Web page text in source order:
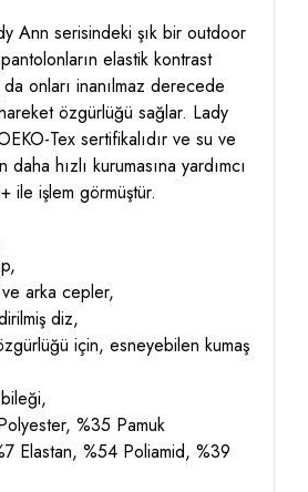
Ann serisindeki şık bir outdoor
elastik kontrast
onları inanılmaz derecede
özgürlüğü sağlar. Lady
Tex sertifikalıdır ve su ve
daha hızlı kurumasına yardımcı
ile işlem görmüştür.
arka cepler,
diz,
için, esneyebilen kumaş
%35 Pamuk
Elastan, %54 Poliamid, %39